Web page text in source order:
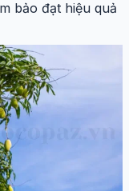
bảo đạt hiệu quả